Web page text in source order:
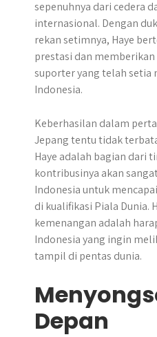
sepenuhnya dari cedera
internasional. Dengan
rekan setimnya, Haye
prestasi dan
suporter yang telah setia
Indonesia.
Keberhasilan dalam
Jepang tentu tidak
Haye adalah bagian dari
kontribusinya akan
Indonesia untuk
di kualifikasi Piala Dunia.
kemenangan adalah
Indonesia yang ingin
tampil di pentas dunia.
Depan